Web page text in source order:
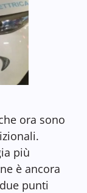
ora sono
più
è ancora
punti